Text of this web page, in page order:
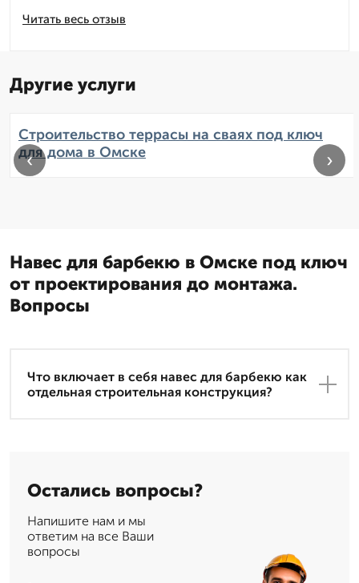
Читать весь отзыв
Другие услуги
Строительство террасы на сваях под ключ
для дома в Омске
‹ ›
Навес для барбекю в Омске под ключ
от проектирования до монтажа.
Вопросы
Что включает в себя навес для барбекю как
отдельная строительная конструкция?
Остались вопросы?
Напишите нам и мы
ответим на все Ваши
вопросы